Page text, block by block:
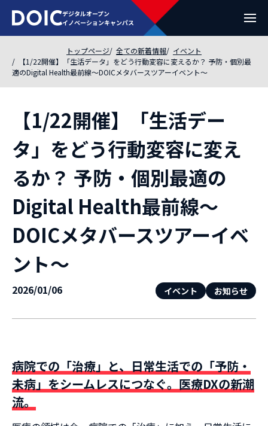
デジタルオープン
イノベーションキャンパス
トップページ 全ての新着情報
イベント
【1/22開催】「生活データ」をどう行動変容に変えるか？ 予防・個別最
適のDigital Health最前線〜DOICメタバースツアーイベント〜
【1/22開催】「生活デー
タ」をどう行動変容に変え
るか？ 予防・個別最適の
Digital Health最前線〜
DOICメタバースツアーイベ
ント〜
2026/01/06 イベント お知らせ
病院での「治療」と、日常生活での「予防・
未病」をシームレスにつなぐ。医療DXの新潮
流。